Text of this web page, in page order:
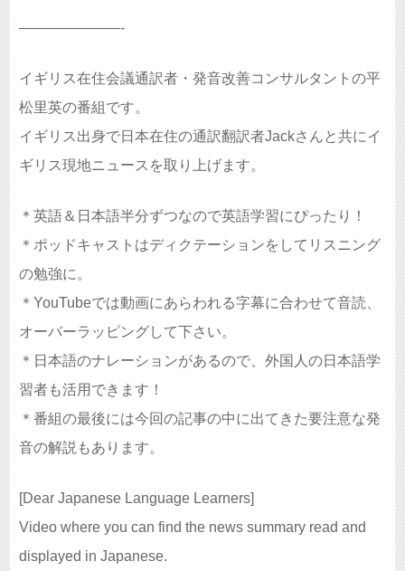
———————-
イギリス在住会議通訳者・発音改善コンサルタントの平
松里英の番組です。
イギリス出身で日本在住の通訳翻訳者Jackさんと共にイ
ギリス現地ニュースを取り上げます。
＊英語＆日本語半分ずつなので英語学習にぴったり！
＊ポッドキャストはディクテーションをしてリスニング
の勉強に。
＊YouTubeでは動画にあらわれる字幕に合わせて音読、
オーバーラッピングして下さい。
＊日本語のナレーションがあるので、外国人の日本語学
習者も活用できます！
＊番組の最後には今回の記事の中に出てきた要注意な発
音の解説もあります。
[Dear Japanese Language Learners]
Video where you can find the news summary read and
displayed in Japanese.